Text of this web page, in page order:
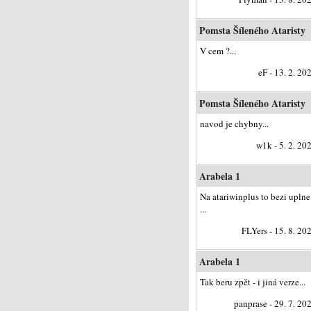
Pomsta Šíleného Ataristy
V cem ?...
eF - 13. 2.
Pomsta Šíleného Ataristy
navod je chybny...
w1k - 5. 2.
Arabela 1
Na atariwinplus to bezi uplne
...
FLYers - 15. 8.
Arabela 1
Tak beru zpět - i jiná verze...
panprase - 29. 7.